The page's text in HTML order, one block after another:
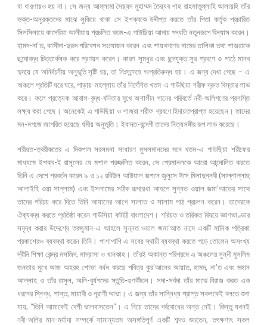
বা ধারণায়ও হয় না। সে জন্য আল্লামা সৈয়্যদ মুহাম্মদ তৈয়্যব শাহ রাহমাতুল্লাহি আলায়হি তাঁর
ভক্ত-অনুরক্তদের মাঝে লুকিয়ে থাকা সে ইশক্বকে উদ্দীপ্ত করতে তাঁর পিতা কর্তৃক প্রচারিত
সিলসিলায়ে কাদেরিয়া আলীয়ায় প্রচলিত খতম-এ গাউছিয়া আদায় পদ্ধতি নতুনরূপে বিন্যাস করেন।
হামদ-না‘ত, কাসীদা-দুরূদ পরিবেশন সংযোজন করেন এবং শায়খগণের নামের তালিকা তথা শাজরাকে
ছন্দোবদ্ধ চিত্তার্কষক করে প্রণয়ন করেন। কারণ সুমধুর এবং ছন্দযুক্ত সুর শ্রবণে ও পাঠে মানব
হৃদয়ে যে অনির্বচনীয় অনুভূতি সৃষ্টি হয়, তা নিঃসন্দেহে অপ্রতিরুদ্ধ হয়। এ জন্য দেখা গেছে – এ
অঞ্চলে প্রতিটি ঘরে ঘরে, পাড়ায়-মহল্লায় তাঁর নির্দেশিত খতম-এ গাউছিয়া শরীফ দ্রুত বিস্তার লাভ
করে। ফলে প্রত্যেক আবাল-বৃদ্ধ-বনিতার মুখে অশালীন গানের পরিবর্তে নবী-অলিগণের প্রশস্তি
লক্ষ্য করা গেছে। অনেকেই এ গাউছিয়া ও শাজরা শরীফ শ্রবণে হিদায়তপ্রাপ্ত হয়েছেন। তাদের
মন-মগজে জাগরিত হয়েছে র্ধমীয় অনুভূতি। ইবাদত-বন্দেগী তাদের নিত্যসঙ্গীর রূপ লাভ করেছে।
শরীয়ত-ত্বরীকতের এ দিকপাল সরলমনা সাধারণ মুসলমানদের মনে খতম-এ গাউছিয়া শরীফের
মাধ্যমে ইশক্ব-ই রাসূলের যে মশাল প্রজ্জলিত করেন, সে প্রেমানলকে আরো আন্দোলিত করতে
তিনি এ দেশে প্রবর্তন করেন ৯ ও ১২ রবিউল আউয়াল জশনে জুলুসে ঈদে মিলাদুন্নবী (সাল্লাল্লাহু
আলাইহি ওয়া সাল্লাম) এবং ইসলামের সঠিক রূপরেখা আহলে সুন্নত ওয়াল জমা’আতের সাথে
তাদের পরিচয় করে দিতে তিনি আযানের আগে সালাত ও সালাম পাঠ প্রচলন করেন। তাদেরকে
ঐক্যবদ্ধ করতে প্রতিষ্ঠা করেন গাউসিয়া কমিঠি বাংলাদেশ। শরিয়ত ও তরিকত বিষয়ে জ্ঞাণভাণ্ডার
সমৃদ্ধ করার উদ্দেশ্যে তরজুমান-এ আহলে সুন্নত ওয়াল জমা’আত নামে একটি মাসিক পত্রিকা
প্রকাশেরও ব্যবস্থা করেন তিনি। পাশাপাশি এ সবের স্থায়ী ব্যবস্থা করতে গড়ে তোলেন অসংখ্য
দ্বীনি শিক্ষা কেন্দ্র মসজিদ, মাদ্রাসা ও খানকাহ। তাঁরই অকান্ত পরিশ্রমে এ অঞ্চলের সুন্নী মুসলিম
জনতার মুখে আজ অহরহ শোভা বর্ধন করছে পবিত্র কুর’আনের আয়াত, হামদ, না’ত এবং মহান
আল্লাহ ও তাঁর রাসুল, অলি-বুর্যগদের স্তুতি-গুণর্কীতন। সদা-সর্বদা তাঁর মাঝে বিরাজ করত এক
ধরনের স্নিগ্ধ, শান্ত, মায়াবী ও নূরাণী আভা। এ জন্য তাঁর সান্নিধ্য প্রাপ্ত সকলকেই বলতে শুনা
যায়, “তিনি আমাকেই বেশী ভালবাসতেন”। এ নিয়ে তাদের গর্ববোধের অন্ত নেই। কিন্তু যখনই
নবী-অলির মান-মর্যাদা সম্পর্কে সামান্যতম অসঙ্গতিপূর্ণ একটি শব্দও শুনতেন, তৎক্ষণাৎ সকল